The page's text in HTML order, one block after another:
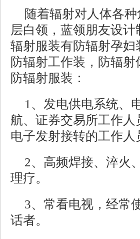
随着辐射对人体各
层白领，蓝领朋友设
辐射服装有防辐射孕
防辐射工作装，防辐
防辐射服装：
1、发电供电系统、
航、证券交易所工作
电子发射接转的工作人
2、高频焊接、淬火
理疗。
3、常看电视，经常
话者。